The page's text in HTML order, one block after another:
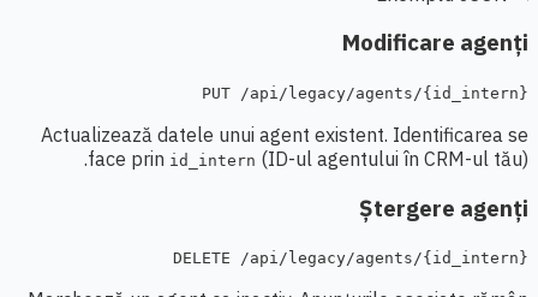
Modificare agenți
PUT /api/legacy/agents/{id_intern}
Actualizează datele unui agent existent. Identificarea se
face prin id_intern (ID-ul agentului în CRM-ul tău).
Ștergere agenți
DELETE /api/legacy/agents/{id_intern}